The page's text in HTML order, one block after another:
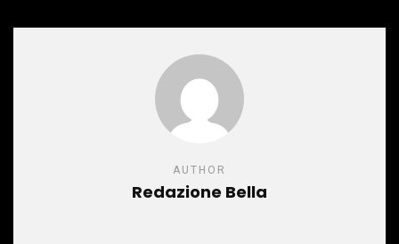
AUTHOR
Redazione Bella